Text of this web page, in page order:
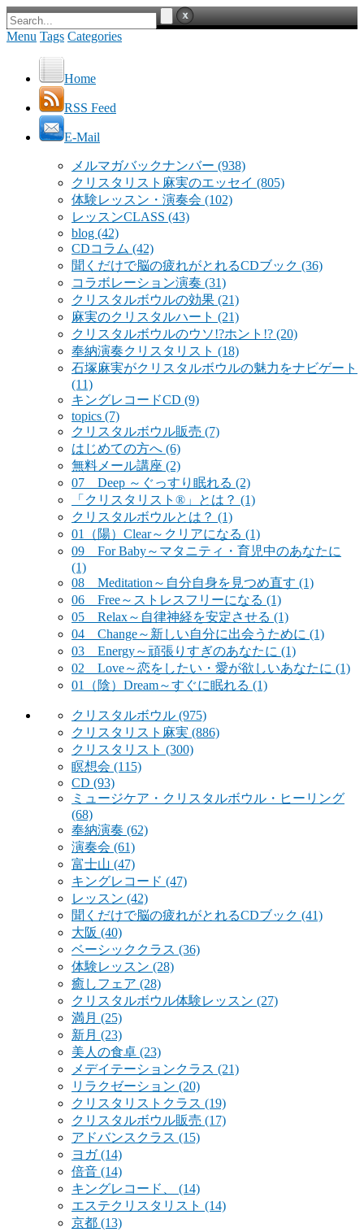
Menu Tags Categories
Home
RSS Feed
E-Mail
メルマガバックナンバー (938)
クリスタリスト麻実のエッセイ (805)
体験レッスン・演奏会 (102)
レッスンCLASS (43)
blog (42)
CDコラム (42)
聞くだけで脳の疲れがとれるCDブック (36)
コラボレーション演奏 (31)
クリスタルボウルの効果 (21)
麻実のクリスタルハート (21)
クリスタルボウルのウソ!?ホント!? (20)
奉納演奏クリスタリスト (18)
石塚麻実がクリスタルボウルの魅力をナビゲート
(11)
キングレコードCD (9)
topics (7)
クリスタルボウル販売 (7)
はじめての方へ (6)
無料メール講座 (2)
07 Deep ～ぐっすり眠れる (2)
「クリスタリスト®」とは？ (1)
クリスタルボウルとは？ (1)
01（陽）Clear～クリアになる (1)
09 For Baby～マタニティ・育児中のあなたに
(1)
08 Meditation～自分自身を見つめ直す (1)
06 Free～ストレスフリーになる (1)
05 Relax～自律神経を安定させる (1)
04 Change～新しい自分に出会うために (1)
03 Energy～頑張りすぎのあなたに (1)
02 Love～恋をしたい・愛が欲しいあなたに (1)
01（陰）Dream～すぐに眠れる (1)
クリスタルボウル (975)
クリスタリスト麻実 (886)
クリスタリスト (300)
瞑想会 (115)
CD (93)
ミュージケア・クリスタルボウル・ヒーリング
(68)
奉納演奏 (62)
演奏会 (61)
富士山 (47)
キングレコード (47)
レッスン (42)
聞くだけで脳の疲れがとれるCDブック (41)
大阪 (40)
ベーシッククラス (36)
体験レッスン (28)
癒しフェア (28)
クリスタルボウル体験レッスン (27)
満月 (25)
新月 (23)
美人の食卓 (23)
メデイテーションクラス (21)
リラクゼーション (20)
クリスタリストクラス (19)
クリスタルボウル販売 (17)
アドバンスクラス (15)
ヨガ(14)
倍音 (14)
キングレコード、 (14)
エステクリスタリスト (14)
京都 (13)